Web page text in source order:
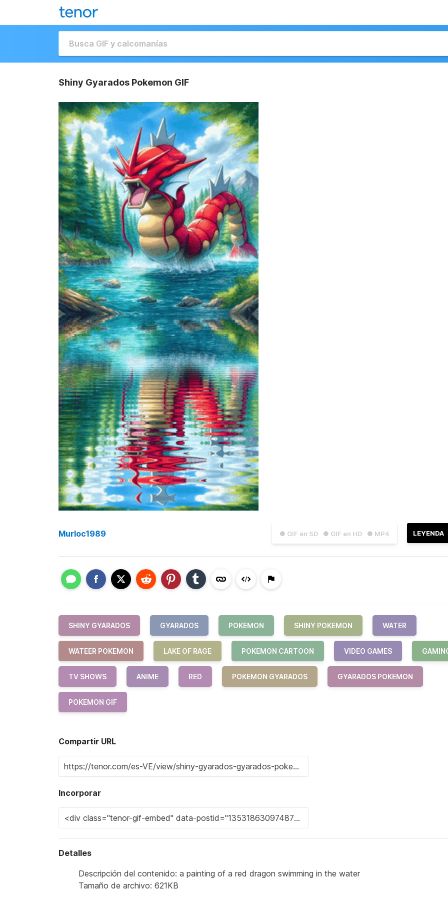
Shiny Gyarados Pokemon GIF
● GIF en SD ● GIF en HD ● MP4 LEYENDA
Murloc1989
SHINY GYARADOS GYARADOS POKEMON SHINY POKEMON WATER
WATEER POKEMON LAKE OF RAGE POKEMON CARTOON VIDEO GAMES
TV SHOWS ANIME RED POKEMON GYARADOS GYARADOS POKEMON
POKEMON GIF
Compartir URL
Incorporar
Detalles
Descripción del contenido: a painting of a red dragon swimming in the water
Tamaño de archivo: 621KB